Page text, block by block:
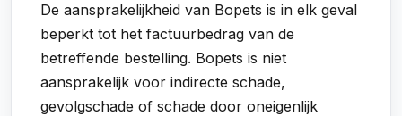
De aansprakelijkheid van Bopets is in elk geval
beperkt tot het factuurbedrag van de
betreffende bestelling. Bopets is niet
aansprakelijk voor indirecte schade,
gevolgschade of schade door oneigenlijk